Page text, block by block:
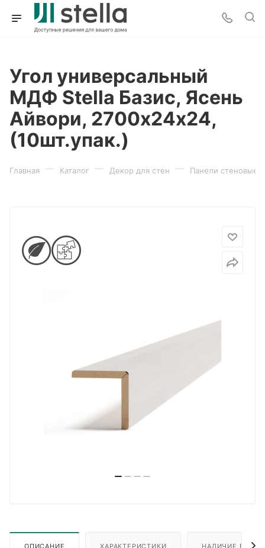
Угол универсальный
МДФ Stella Базис, Ясень
Айвори, 2700х24х24,
(10шт.упак.)
Главная — Каталог — Декор для стен — Панели стеновые
ОПИСАНИЕ ХАРАКТЕРИСТИКИ НАЛИЧИЕ В